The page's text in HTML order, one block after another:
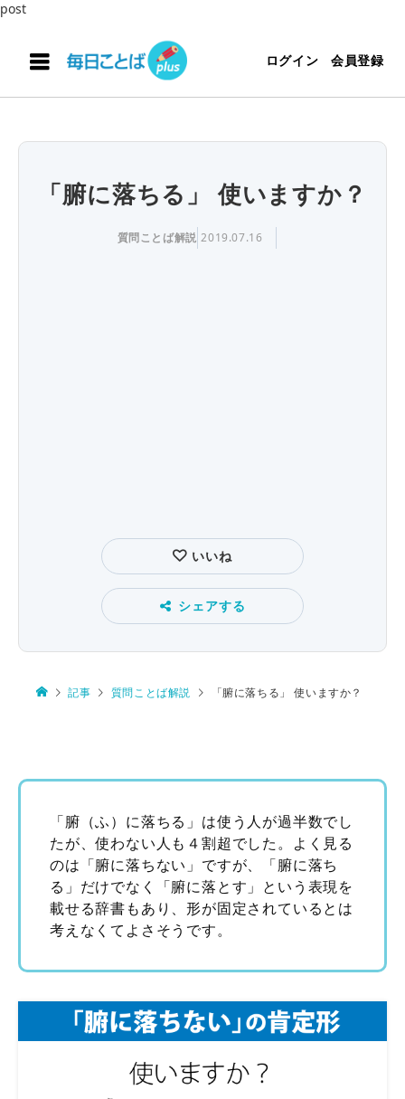
post
ログイン 会員登録
「腑に落ちる」 使いますか？
質問ことば解説 2019.07.16
いいね
シェアする
記事 質問ことば解説 「腑に落ちる」 使いますか？
「腑（ふ）に落ちる」は使う人が過半数でし
たが、使わない人も４割超でした。よく見る
のは「腑に落ちない」ですが、「腑に落ち
る」だけでなく「腑に落とす」という表現を
載せる辞書もあり、形が固定されているとは
考えなくてよさそうです。